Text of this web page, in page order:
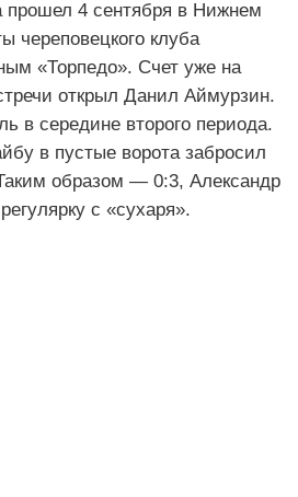
прошел 4 сентября в Нижнем
череповецкого клуба
«Торпедо». Счет уже на
открыл Данил Аймурзин.
в середине второго периода.
в пустые ворота забросил
образом — 0:3, Александр
с «сухаря».